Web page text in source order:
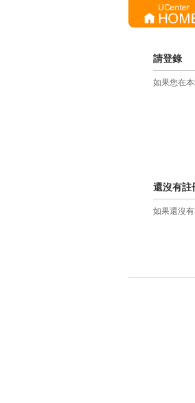
請登錄
如果您在
還沒有註
如果還沒